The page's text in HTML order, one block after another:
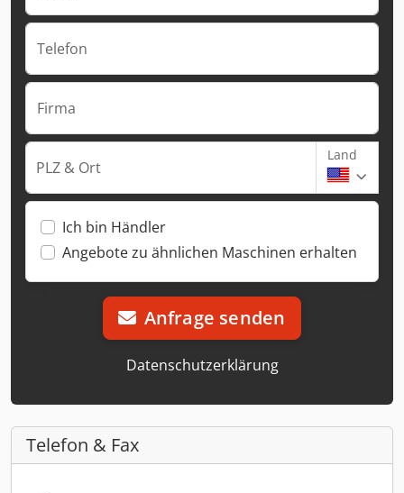
Telefon
Firma
PLZ & Ort
Land
Ich bin Händler
Angebote zu ähnlichen Maschinen erhalten
Anfrage senden
Datenschutzerklärung
Telefon & Fax